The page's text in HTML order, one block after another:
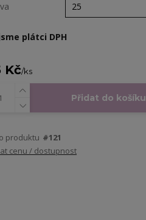
plátci DPH
Kč/ks
Přidat do košíku
produktu #121
cenu / dostupnost